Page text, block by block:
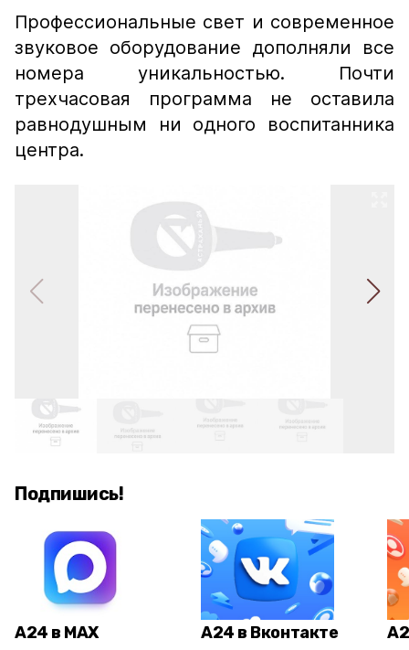
Профессиональные свет и современное
звуковое оборудование дополняли все
номера уникальностью. Почти
трехчасовая программа не оставила
равнодушным ни одного воспитанника
центра.
Подпишись!
А24 в MAX А24 в Вконтакте